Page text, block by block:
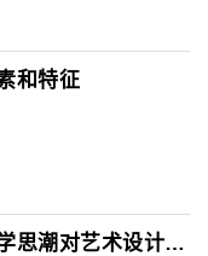
和特征
流行艺术与美学思潮对艺术设计的..